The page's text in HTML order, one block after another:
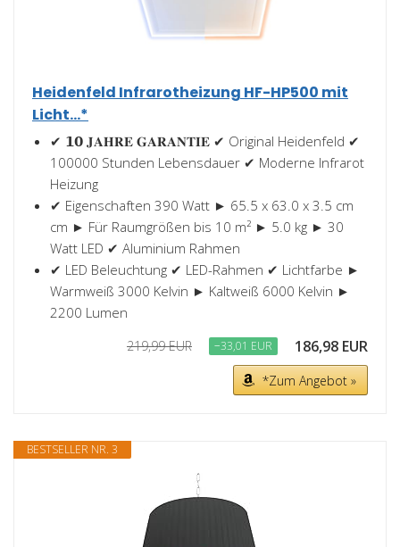
Heidenfeld Infrarotheizung HF-HP500 mit
Licht...*
✔ 𝟭𝟬 𝐉𝐀𝐇𝐑𝐄 𝐆𝐀𝐑𝐀𝐍𝐓𝐈𝐄 ✔ Original Heidenfeld ✔
100000 Stunden Lebensdauer ✔ Moderne Infrarot
Heizung
✔ Eigenschaften 390 Watt ► 65.5 x 63.0 x 3.5 cm
cm ► Für Raumgrößen bis 10 m² ► 5.0 kg ► 30
Watt LED ✔ Aluminium Rahmen
✔ LED Beleuchtung ✔ LED-Rahmen ✔ Lichtfarbe ►
Warmweiß 3000 Kelvin ► Kaltweiß 6000 Kelvin ►
2200 Lumen
219,99 EUR −33,01 EUR 186,98 EUR
*Zum Angebot »
BESTSELLER NR. 3